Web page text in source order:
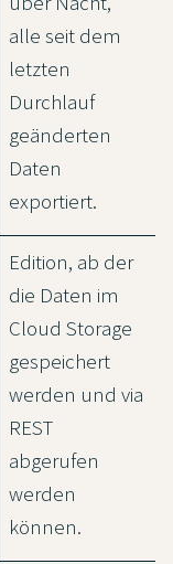
alle seit dem
letzten
Durchlauf
geänderten
Daten
exportiert.
Edition, ab der
die Daten im
Cloud Storage
gespeichert
werden und via
REST
abgerufen
werden
können.